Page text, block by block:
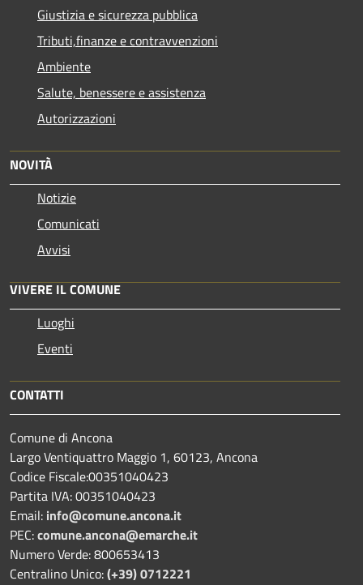
Giustizia e sicurezza pubblica
Tributi,finanze e contravvenzioni
Ambiente
Salute, benessere e assistenza
Autorizzazioni
NOVITÀ
Notizie
Comunicati
Avvisi
VIVERE IL COMUNE
Luoghi
Eventi
CONTATTI
Comune di Ancona
Largo Ventiquattro Maggio 1, 60123, Ancona
Codice Fiscale:00351040423
Partita IVA: 00351040423
Email: info@comune.ancona.it
PEC:comune.ancona@emarche.it
Numero Verde: 800653413
Centralino Unico:(+39) 0712221